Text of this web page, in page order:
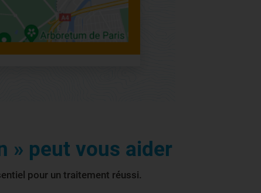
» peut vous aider
pour un traitement réussi.